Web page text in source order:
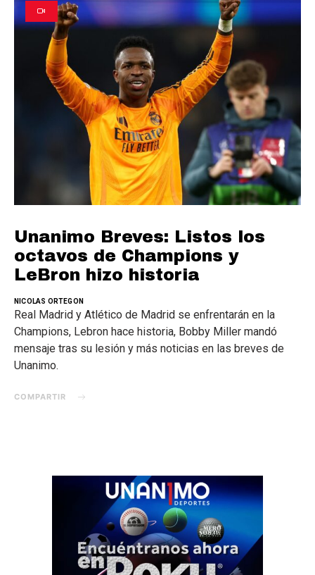
Unanimo Breves: Listos los
octavos de Champions y
LeBron hizo historia
NICOLAS ORTEGON
Real Madrid y Atlético de Madrid se enfrentarán en la
Champions, Lebron hace historia, Bobby Miller mandó
mensaje tras su lesión y más noticias en las breves de
Unanimo.
COMPARTIR